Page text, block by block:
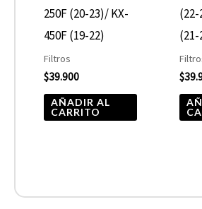
250F (20-23)/ KX-
450F (19-22)
Filtros
$39.900
AÑADIR AL
CARRITO
(22-
(21-
$